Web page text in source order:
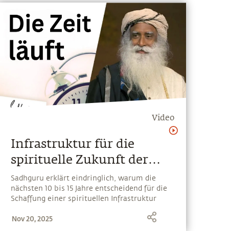
Video
Infrastruktur für die
spirituelle Zukunft der
Welt
Sadhguru erklärt eindringlich, warum die
nächsten 10 bis 15 Jahre entscheidend für die
Schaffung einer spirituellen Infrastruktur
ermöglicht
Nov 20, 2025